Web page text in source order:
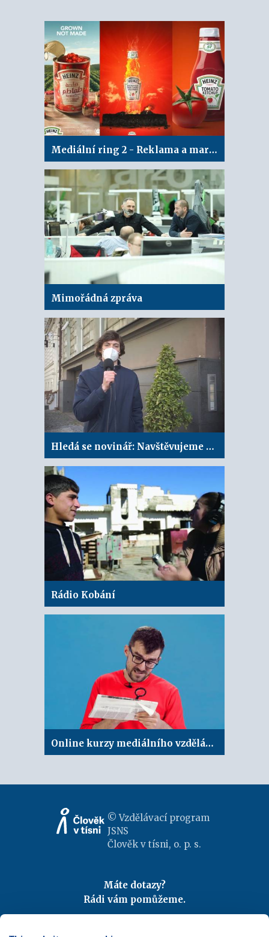
Mediální ring 2 - Reklama a marketing
Mimořádná zpráva
Hledá se novinář: Navštěvujeme redakci
Rádio Kobání
Online kurzy mediálního vzdělávání – Zpravodajství
© Vzdělávací program
JSNS
Člověk v tísni, o. p. s.
Máte dotazy?
Rádi vám pomůžeme.
Odebírejte newslettery